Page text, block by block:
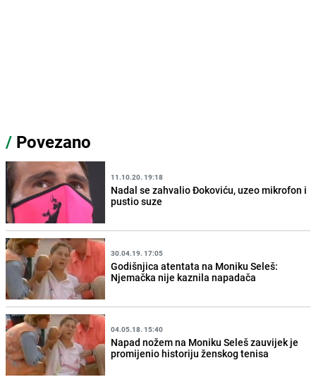
/ Povezano
11.10.20. 19:18
Nadal se zahvalio Đokoviću, uzeo mikrofon i
pustio suze
30.04.19. 17:05
Godišnjica atentata na Moniku Seleš:
Njemačka nije kaznila napadača
04.05.18. 15:40
Napad nožem na Moniku Seleš zauvijek je
promijenio historiju ženskog tenisa